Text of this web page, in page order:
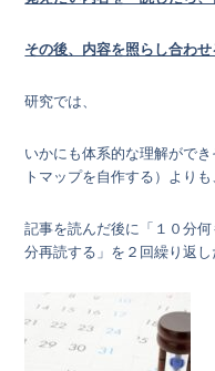
その後、内容を照らし合わせ
研究では、
いかにも体系的な理解がで
トマップを自作する）よりも
記事を読んだ後に「１０分
分再読する」を２回繰り返